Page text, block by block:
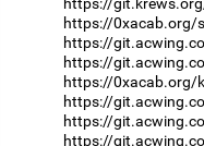
https://0xacab.org/
https://
https://
https://0xacab.org/
https://
https://
https://